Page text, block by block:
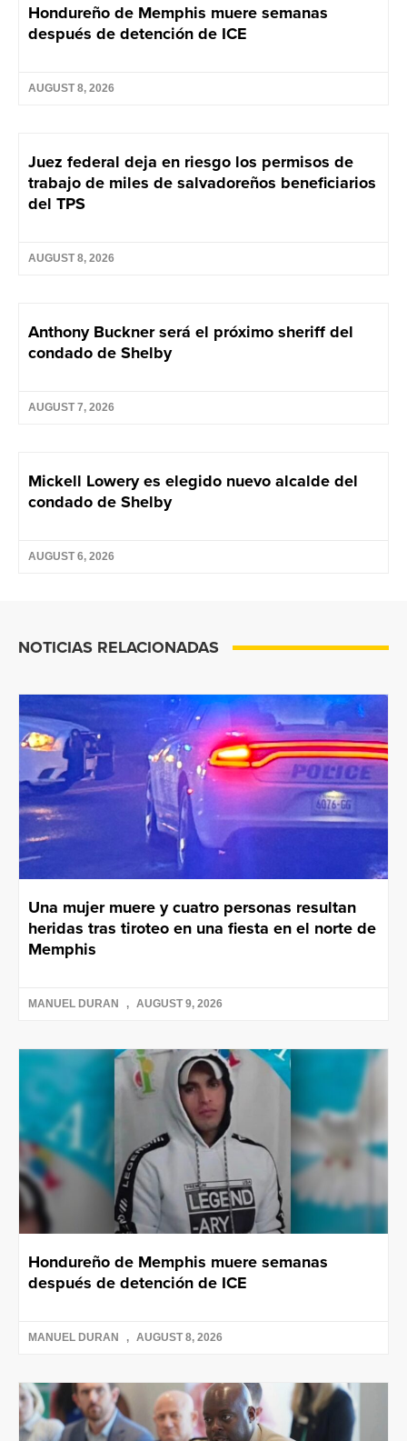
Hondureño de Memphis muere semanas
después de detención de ICE
AUGUST 8, 2026
Juez federal deja en riesgo los permisos de
trabajo de miles de salvadoreños beneficiarios
del TPS
AUGUST 8, 2026
Anthony Buckner será el próximo sheriff del
condado de Shelby
AUGUST 7, 2026
Mickell Lowery es elegido nuevo alcalde del
condado de Shelby
AUGUST 6, 2026
NOTICIAS RELACIONADAS
Una mujer muere y cuatro personas resultan
heridas tras tiroteo en una fiesta en el norte de
Memphis
MANUEL DURAN AUGUST 9, 2026
Hondureño de Memphis muere semanas
después de detención de ICE
MANUEL DURAN AUGUST 8, 2026